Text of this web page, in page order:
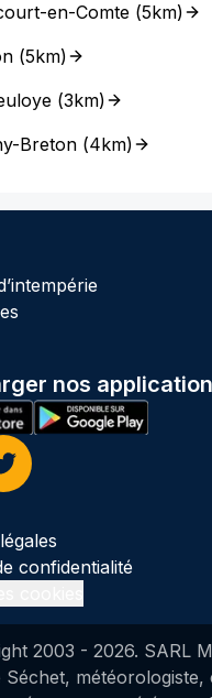
en-Comte(5km)
(5km)
(3km)
Breton(4km)
nos
confidentialité
2003 - 2026. SARL
Séchet, météorologiste,